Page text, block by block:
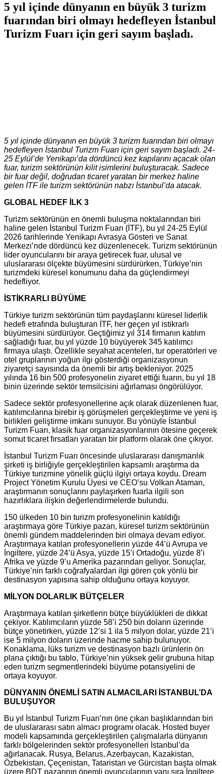
5 yıl içinde dünyanın en büyük 3 turizm
fuarından biri olmayı hedefleyen İstanbul
Turizm Fuarı için geri sayım başladı.
5 yıl içinde dünyanın en büyük 3 turizm fuarından biri olmayı
hedefleyen İstanbul Turizm Fuarı için geri sayım başladı. 24-
25 Eylül’de Yenikapı’da dördüncü kez kapılarını açacak olan
fuar, turizm sektörünün kilit isimlerini buluşturacak. Sadece
bir fuar değil, doğrudan ticaret yaratan bir merkez haline
gelen İTF ile turizm sektörünün nabzı İstanbul’da atacak.
GLOBAL HEDEF İLK 3
Turizm sektörünün en önemli buluşma noktalarından biri
haline gelen İstanbul Turizm Fuarı (İTF), bu yıl 24-25 Eylül
2026 tarihlerinde Yenikapı Avrasya Gösteri ve Sanat
Merkezi’nde dördüncü kez düzenlenecek. Turizm sektörünün
lider oyuncularını bir araya getirecek fuar, ulusal ve
uluslararası ölçekte büyümesini sürdürürken, Türkiye’nin
turizmdeki küresel konumunu daha da güçlendirmeyi
hedefliyor.
İSTİKRARLI BÜYÜME
Türkiye turizm sektörünün tüm paydaşlarını küresel liderlik
hedefi etrafında buluşturan İTF, her geçen yıl istikrarlı
büyümesini sürdürüyor. Geçtiğimiz yıl 314 firmanın katılım
sağladığı fuar, bu yıl yüzde 10 büyüyerek 345 katılımcı
firmaya ulaştı. Özellikle seyahat acenteleri, tur operatörleri ve
otel gruplarının yoğun ilgi gösterdiği organizasyonun
ziyaretçi sayısında da önemli bir artış bekleniyor. 2025
yılında 16 bin 500 profesyonelin ziyaret ettiği fuarın, bu yıl 18
binin üzerinde sektör temsilcisini ağırlaması öngörülüyor.
Sadece sektör profesyonellerine açık olarak düzenlenen fuar,
katılımcılarına birebir iş görüşmeleri gerçekleştirme ve yeni iş
birlikleri geliştirme imkanı sunuyor. Bu yönüyle İstanbul
Turizm Fuarı, klasik fuar organizasyonlarının ötesine geçerek
somut ticaret fırsatları yaratan bir platform olarak öne çıkıyor.
İstanbul Turizm Fuarı öncesinde uluslararası danışmanlık
şirketi iş birliğiyle gerçekleştirilen kapsamlı araştırma da
Türkiye turizmine yönelik güçlü ilgiyi ortaya koydu. Dream
Project Yönetim Kurulu Üyesi ve CEO’su Volkan Ataman,
araştırmanın sonuçlarını paylaşırken fuarla ilgili son
hazırlıklara ilişkin değerlendirmelerde bulundu.
150 ülkeden 10 bin turizm profesyonelinin katıldığı
araştırmaya göre Türkiye pazarı, küresel turizm sektörünün
önemli gündem maddelerinden biri olmaya devam ediyor.
Araştırmaya katılan profesyonellerin yüzde 44’ü Avrupa ve
İngiltere, yüzde 24’ü Asya, yüzde 15’i Ortadoğu, yüzde 8’i
Afrika ve yüzde 9’u Amerika pazarından geliyor. Sonuçlar,
Türkiye’nin farklı coğrafyalardan ilgi gören çok yönlü bir
destinasyon yapısına sahip olduğunu ortaya koyuyor.
MİLYON DOLARLIK BÜTÇELER
Araştırmaya katılan şirketlerin bütçe büyüklükleri de dikkat
çekiyor. Katılımcıların yüzde 58’i 250 bin doların üzerinde
bütçe yönetirken, yüzde 12’si 1 ila 5 milyon dolar, yüzde 21’i
ise 5 milyon doların üzerinde hacme sahip bulunuyor.
Konaklama, lüks turizm ve destinasyon bazlı ürünlerin ön
plana çıktığı bu tablo, Türkiye’nin yüksek gelir grubuna hitap
eden turizm segmentlerindeki büyüme potansiyelini de
ortaya koyuyor.
DÜNYANIN ÖNEMLİ SATIN ALMACILARI İSTANBUL’DA
BULUŞUYOR
Bu yıl İstanbul Turizm Fuarı’nın öne çıkan başlıklarından biri
de uluslararası satın almacı programı olacak. Hosted buyer
modeli kapsamında gerçekleştirilen çalışmalarla dünyanın
farklı bölgelerinden sektör profesyonelleri İstanbul’da
ağırlanacak. Rusya, Belarus, Azerbaycan, Kazakistan,
Özbekistan, Çeçenistan, Tataristan ve Gürcistan başta olmak
üzere BDT pazarının önemli oyuncularının yanı sıra İngiltere